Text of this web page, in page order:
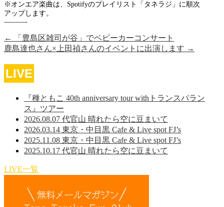
※オンエア楽曲は、Spotifyのプレイリスト「タネラジ」に順次
アップします。
———-
←
「豊島区雑司が谷」でベビーカーコンサート
鹿島達也さん×上田禎さんのイベントに出演します →
LIVE
『種ともこ 40th anniversary tour withトランスパラン
ス』ツアー
2026.08.07 代官山 晴れたら空に豆まいて
2026.03.14 東京・中目黒 Cafe & Live spot FJ’s
2025.11.08 東京・中目黒 Cafe & Live spot FJ’s
2025.10.17 代官山 晴れたら空に豆まいて
LIVE一覧